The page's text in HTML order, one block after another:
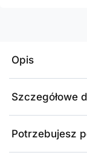
Opis
Szczegółowe
Potrzebujesz